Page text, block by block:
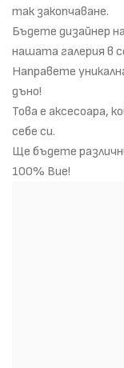
так закопчаване.
Бъдете дизайнер
нашата галерия в
Направете
дъно!
Това е аксесоара,
себе си.
Ще бъдете
100% Вие!